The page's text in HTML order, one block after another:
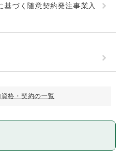
基づく随意契約発注事業入
資格・契約の一覧